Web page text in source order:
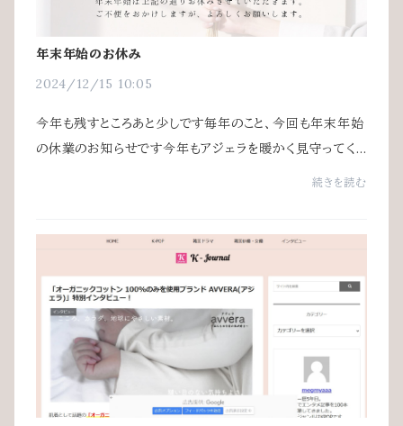
年末年始のお休み
2024/12/15 10:05
今年も残すところあと少しです毎年のこと、今回も年末年始
の休業のお知らせです今年もアジェラを暖かく見守ってく
続きを読む